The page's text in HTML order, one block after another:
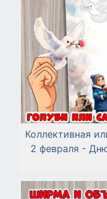
Коллективная
2 февраля -